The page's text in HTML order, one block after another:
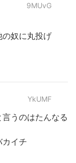
9MUvG
の奴に丸投げ
YkUMF
うのはたんなる
カイチ